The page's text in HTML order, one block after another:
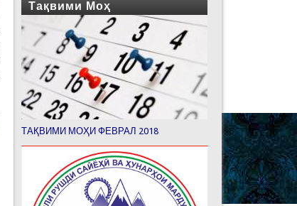
Тақвими Моҳ
ТАҚВИМИ МОҲИ ФЕВРАЛ 2018